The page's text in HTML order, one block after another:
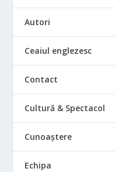
Autori
Ceaiul englezesc
Contact
Cultură & Spectacol
Cunoaștere
Echipa